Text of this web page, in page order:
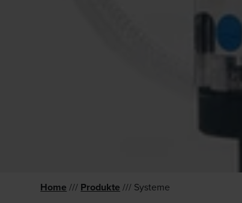
Home /// Produkte /// Systeme